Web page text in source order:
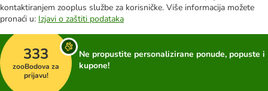
kontaktiranjem zooplus službe za korisničke. Više informacija možete
pronaći u: Izjavi o zaštiti podataka
333
zooBodova za
prijavu!
Ne propustite personalizirane ponude, popuste i
kupone!